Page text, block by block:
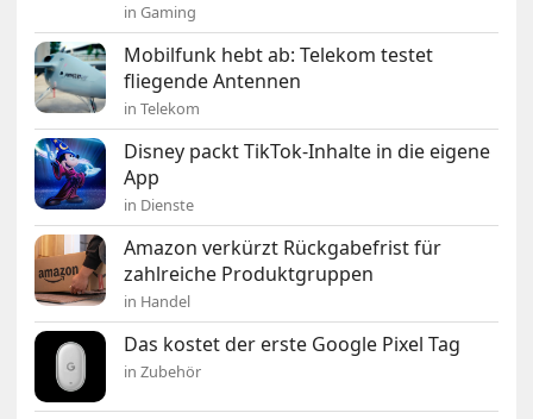
in Gaming
Mobilfunk hebt ab: Telekom testet
fliegende Antennen
in Telekom
Disney packt TikTok-Inhalte in die eigene
App
in Dienste
Amazon verkürzt Rückgabefrist für
zahlreiche Produktgruppen
in Handel
Das kostet der erste Google Pixel Tag
in Zubehör